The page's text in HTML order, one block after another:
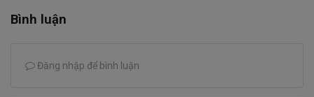
Bình luận
Đăng nhập để bình luận